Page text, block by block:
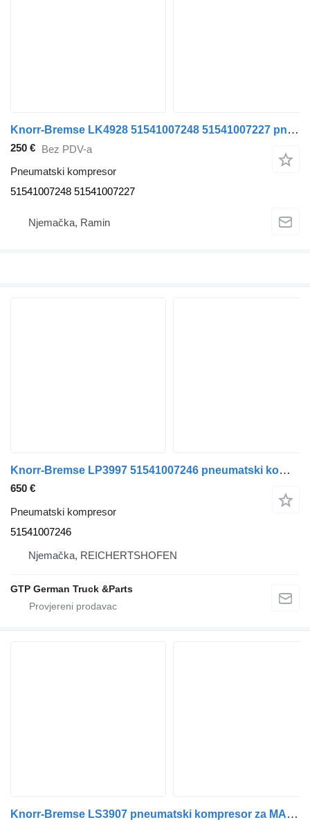
Knorr-Bremse LK4928 51541007248 51541007227 pneumatski kompresor za MAN TGX TGS TGA kamiona
250 € Bez PDV-a
Pneumatski kompresor
51541007248 51541007227
Njemačka, Ramin
Knorr-Bremse LP3997 51541007246 pneumatski kompresor za MAN TGX TGS kamiona
650 €
Pneumatski kompresor
51541007246
Njemačka, REICHERTSHOFEN
GTP German Truck &Parts
Knorr-Bremse LS3907 pneumatski kompresor za MAN TGA TGX TGS kamiona